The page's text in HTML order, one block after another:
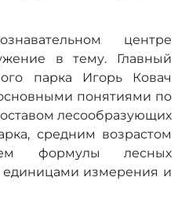
центре
в тему. Главный
парка Игорь Ковач
понятиями по
лесообразующих
средним возрастом
формулы лесных
измерения и